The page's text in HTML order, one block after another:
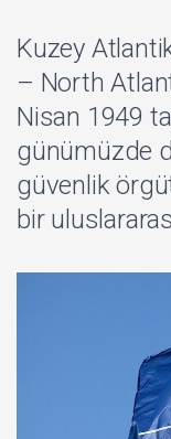
Kuzey
– North
Nisan 1949
günümüzde
güvenlik
bir